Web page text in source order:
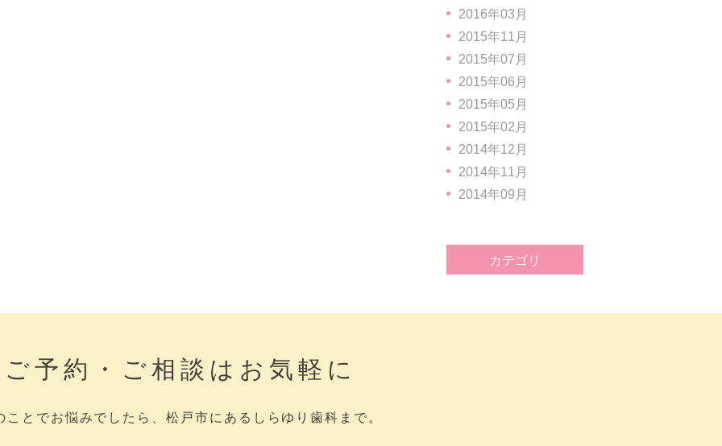
2016年03月
2015年11月
2015年07月
2015年06月
2015年05月
2015年02月
2014年12月
2014年11月
2014年09月
カテゴリ
ご予約・ご相談はお気軽に
ことでお悩みでしたら、松戸市にあるしらゆり歯科まで。